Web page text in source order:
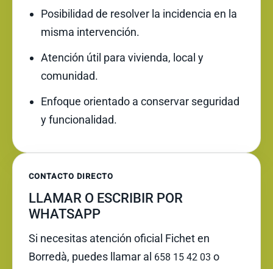
Posibilidad de resolver la incidencia en la
misma intervención.
Atención útil para vivienda, local y
comunidad.
Enfoque orientado a conservar seguridad
y funcionalidad.
CONTACTO DIRECTO
LLAMAR O ESCRIBIR POR
WHATSAPP
Si necesitas atención oficial Fichet en
Borredà, puedes llamar al 658 15 42 03 o